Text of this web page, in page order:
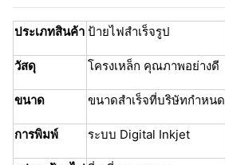
ประเภทสินค้า ป้ายไฟสำเร็จรูป
วัสดุ โครงเหล็ก คุณภาพอย่างดี
ขนาด ขนาดสำเร็จที่บริษัทกำหนด
การพิมพ์ ระบบ Digital Inkjet